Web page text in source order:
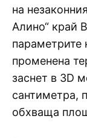
на
Алино“ край
параметрите
променена
заснет в 3D
сантиметра,
обхваща